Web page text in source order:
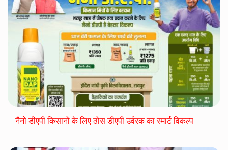
नैनो डीएपी किसानों के लिए ठोस डीएपी उर्वरक का स्मार्ट विकल्प